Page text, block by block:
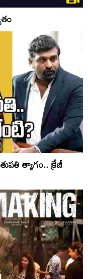
త్యాగం.. క్రేజీ